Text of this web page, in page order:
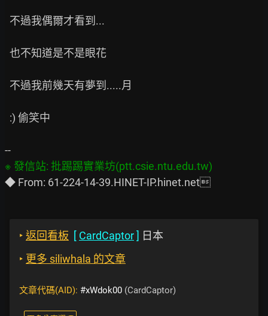
‣ 返回看板 [ CardCaptor] 日本
‣ 更多 siliwhala 的文章
文章代碼(AID): #xWdok00 (CardCaptor)